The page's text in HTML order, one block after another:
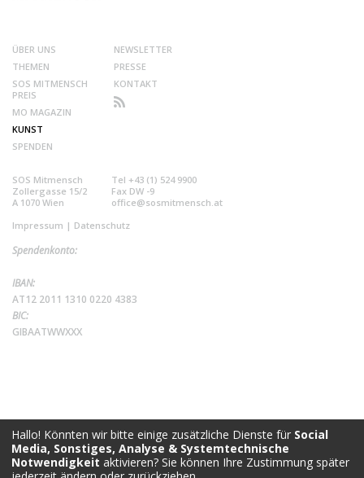
ÜBER UNS
THEMEN
SOS MITMENSCH
PREIS
MO MAGAZIN
KUNST
SPENDEN
NEWSLETTER
PRESSE
KONTAKT
SOS Mitmensch
Zollergasse 15/2
A 1070 Wien
Tel +43 (1) 524 9900
Fax DW -9
office@sosmitmensch.at
Impressum | Datenschutz
Spendenkonto:
IBAN:
AT12 2011 1310 0220 4383
BIC:
GIBAATWWXXX
Hallo! Könnten wir bitte einige zusätzliche Dienste für Social
Media, Sonstiges, Analyse & Systemtechnische
Notwendigkeit aktivieren? Sie können Ihre Zustimmung später